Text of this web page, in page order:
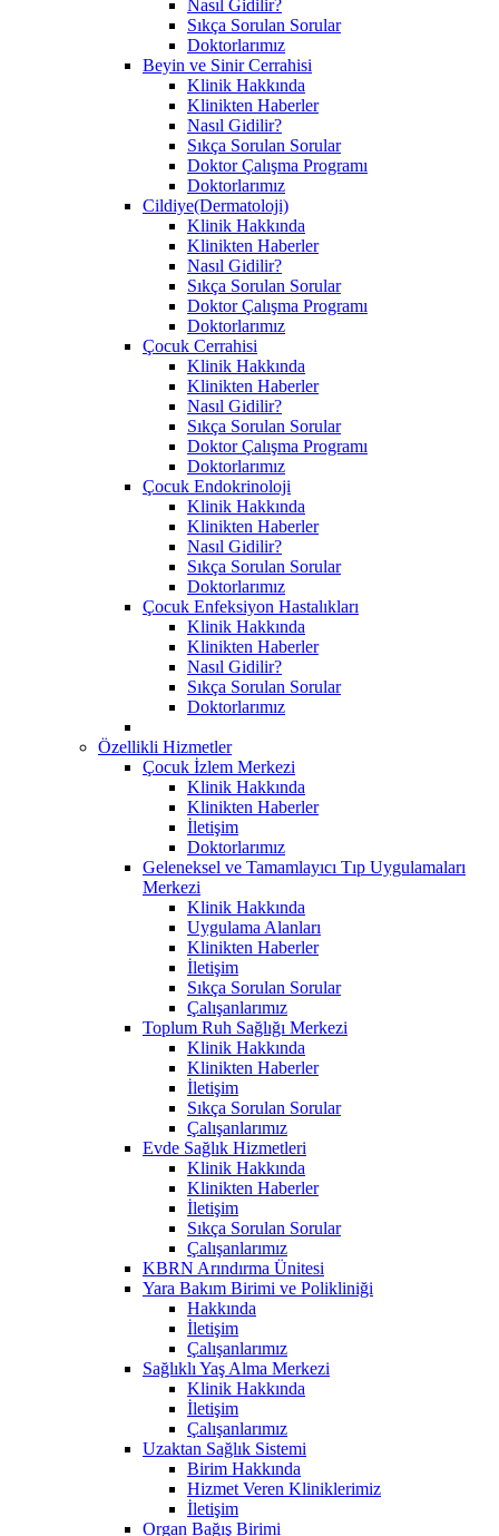
Nasıl Gidilir?
Sıkça Sorulan Sorular
Doktorlarımız
Beyin ve Sinir Cerrahisi
Klinik Hakkında
Klinikten Haberler
Nasıl Gidilir?
Sıkça Sorulan Sorular
Doktor Çalışma Programı
Doktorlarımız
Cildiye(Dermatoloji)
Klinik Hakkında
Klinikten Haberler
Nasıl Gidilir?
Sıkça Sorulan Sorular
Doktor Çalışma Programı
Doktorlarımız
Çocuk Cerrahisi
Klinik Hakkında
Klinikten Haberler
Nasıl Gidilir?
Sıkça Sorulan Sorular
Doktor Çalışma Programı
Doktorlarımız
Çocuk Endokrinoloji
Klinik Hakkında
Klinikten Haberler
Nasıl Gidilir?
Sıkça Sorulan Sorular
Doktorlarımız
Çocuk Enfeksiyon Hastalıkları
Klinik Hakkında
Klinikten Haberler
Nasıl Gidilir?
Sıkça Sorulan Sorular
Doktorlarımız
Özellikli Hizmetler
Çocuk İzlem Merkezi
Klinik Hakkında
Klinikten Haberler
İletişim
Doktorlarımız
Geleneksel ve Tamamlayıcı Tıp Uygulamaları
Merkezi
Klinik Hakkında
Uygulama Alanları
Klinikten Haberler
İletişim
Sıkça Sorulan Sorular
Çalışanlarımız
Toplum Ruh Sağlığı Merkezi
Klinik Hakkında
Klinikten Haberler
İletişim
Sıkça Sorulan Sorular
Çalışanlarımız
Evde Sağlık Hizmetleri
Klinik Hakkında
Klinikten Haberler
İletişim
Sıkça Sorulan Sorular
Çalışanlarımız
KBRN Arındırma Ünitesi
Yara Bakım Birimi ve Polikliniği
Hakkında
İletişim
Çalışanlarımız
Sağlıklı Yaş Alma Merkezi
Klinik Hakkında
İletişim
Çalışanlarımız
Uzaktan Sağlık Sistemi
Birim Hakkında
Hizmet Veren Kliniklerimiz
İletişim
Organ Bağış Birimi